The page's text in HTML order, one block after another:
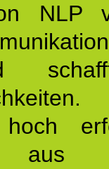
NLP